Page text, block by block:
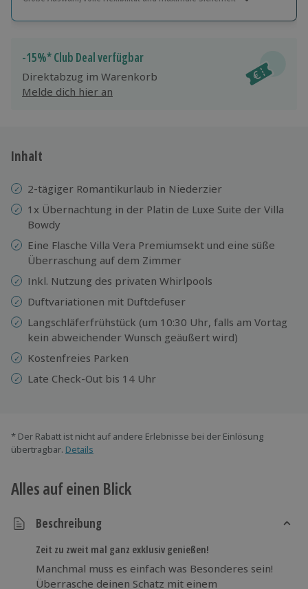
Jeder Gutschein für alle Erlebnisse einlösbar.
Maximale Sicherheit
10 Jahre gültig & verlängerbar.
-15%* Club Deal verfügbar
Direktabzug im Warenkorb
Melde dich hier an
Inhalt
2-tägiger Romantikurlaub in Niederzier
1x Übernachtung in der Platin de Luxe Suite der Villa
Bowdy
Eine Flasche Villa Vera Premiumsekt und eine süße
Überraschung auf dem Zimmer
Inkl. Nutzung des privaten Whirlpools
Duftvariationen mit Duftdefuser
Langschläferfrühstück (um 10:30 Uhr, falls am Vortag
kein abweichender Wunsch geäußert wird)
Kostenfreies Parken
Late Check-Out bis 14 Uhr
* Der Rabatt ist nicht auf andere Erlebnisse bei der Einlösung
übertragbar. Details
Alles auf einen Blick
Beschreibung
Zeit zu zweit mal ganz exklusiv genießen!
Manchmal muss es einfach was Besonderes sein!
Überrasche deinen Schatz mit einem